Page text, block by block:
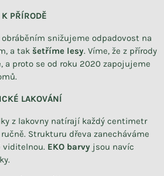
PŘÍRODĚ
snižujeme odpadovost na
a tak šetříme lesy. Víme, že z přírody
a proto se od roku 2020 zapojujeme
LAKOVÁNÍ
z lakovny natírají každý centimetr
Strukturu dřeva zanecháváme
viditelnou. EKO barvy jsou navíc